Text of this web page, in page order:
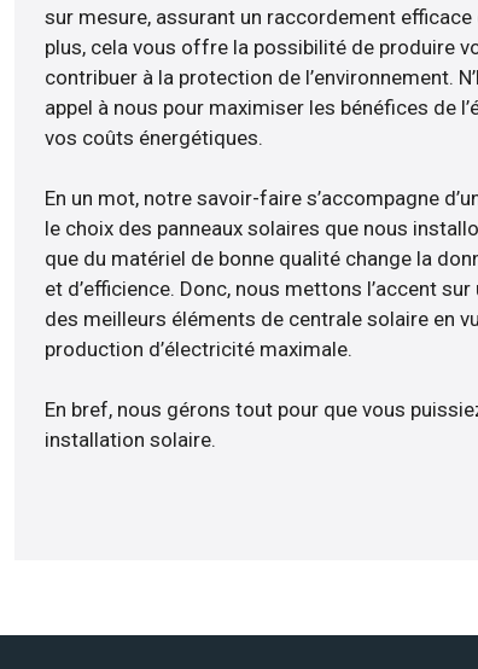
sur mesure, assurant un raccordement
plus, cela vous offre la possibilité de produire
contribuer à la protection de l’environnement.
appel à nous pour maximiser les bénéfices de
vos coûts énergétiques.
En un mot, notre savoir-faire s’accompagne
le choix des panneaux solaires que nous
que du matériel de bonne qualité change la
et d’efficience. Donc, nous mettons l’accent
des meilleurs éléments de centrale solaire en
production d’électricité maximale.
En bref, nous gérons tout pour que vous
installation solaire.